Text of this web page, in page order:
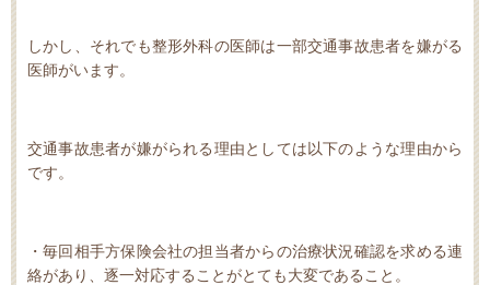
しかし、それでも整形外科の医師は一部交通事故患者を嫌がる
医師がいます。
交通事故患者が嫌がられる理由としては以下のような理由から
です。
・毎回相手方保険会社の担当者からの治療状況確認を求める連
絡があり、逐一対応することがとても大変であること。